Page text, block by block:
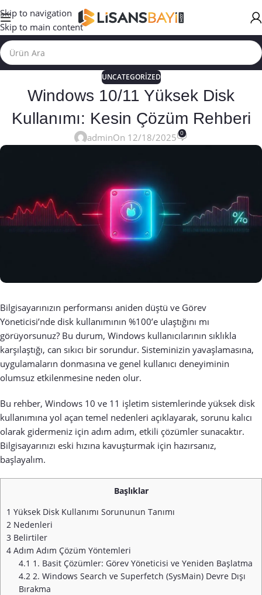
Skip to navigation
Skip to main content
UNCATEGORIZED
Windows 10/11 Yüksek Disk
Kullanımı: Kesin Çözüm Rehberi
adminOn 12/18/2025 0
Bilgisayarınızın performansı aniden düştü ve Görev
Yöneticisi’nde disk kullanımının %100’e ulaştığını mı
görüyorsunuz? Bu durum, Windows kullanıcılarının sıklıkla
karşılaştığı, can sıkıcı bir sorundur. Sisteminizin yavaşlamasına,
uygulamaların donmasına ve genel kullanıcı deneyiminin
olumsuz etkilenmesine neden olur.
Bu rehber, Windows 10 ve 11 işletim sistemlerinde yüksek disk
kullanımına yol açan temel nedenleri açıklayarak, sorunu kalıcı
olarak gidermeniz için adım adım, etkili çözümler sunacaktır.
Bilgisayarınızı eski hızına kavuşturmak için hazırsanız,
başlayalım.
Başlıklar
1 Yüksek Disk Kullanımı Sorununun Tanımı
2 Nedenleri
3 Belirtiler
4 Adım Adım Çözüm Yöntemleri
4.1 1. Basit Çözümler: Görev Yöneticisi ve Yeniden Başlatma
4.2 2. Windows Search ve Superfetch (SysMain) Devre Dışı
Bırakma